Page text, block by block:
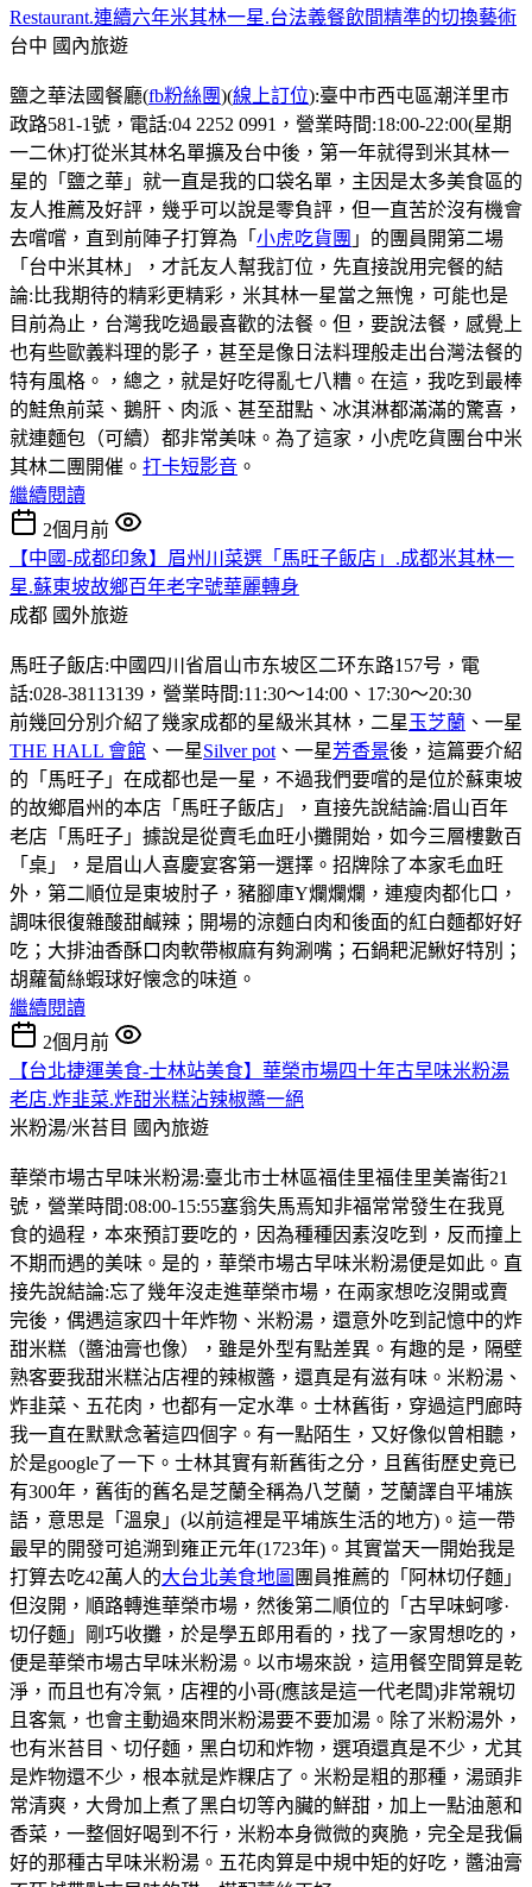
Restaurant.連續六年米其林一星.台法義餐飲間精準的切換藝術
台中 國內旅遊
鹽之華法國餐廳(fb粉絲團)(線上訂位):臺中市西屯區潮洋里市
政路581-1號，電話:04 2252 0991，營業時間:18:00-22:00(星期
一二休)打從米其林名單擴及台中後，第一年就得到米其林一
星的「鹽之華」就一直是我的口袋名單，主因是太多美食區的
友人推薦及好評，幾乎可以說是零負評，但一直苦於沒有機會
去嚐嚐，直到前陣子打算為「 小虎吃貨團 」的團員開第二場
「台中米其林」，才託友人幫我訂位，先直接說用完餐的結
論:比我期待的精彩更精彩，米其林一星當之無愧，可能也是
目前為止，台灣我吃過最喜歡的法餐。但，要說法餐，感覺上
也有些歐義料理的影子，甚至是像日法料理般走出台灣法餐的
特有風格。，總之，就是好吃得亂七八糟。在這，我吃到最棒
的鮭魚前菜、鵝肝、肉派、甚至甜點、冰淇淋都滿滿的驚喜，
就連麵包（可續）都非常美味。為了這家，小虎吃貨團台中米
其林二團開催。 打卡短影音 。
繼續閱讀
2個月前
【中國-成都印象】眉州川菜選「馬旺子飯店」.成都米其林一
星.蘇東坡故鄉百年老字號華麗轉身
成都 國外旅遊
馬旺子飯店:中國四川省眉山市东坡区二环东路157号，電
話:028-38113139，營業時間:11:30〜14:00、17:30〜20:30
前幾回分別介紹了幾家成都的星級米其林，二星 玉芝蘭 、一星
THE HALL 會館 、一星Silver pot 、一星芳香景後，這篇要介紹
的「馬旺子」在成都也是一星，不過我們要嚐的是位於蘇東坡
的故鄉眉州的本店「馬旺子飯店」，直接先說結論:眉山百年
老店「馬旺子」據說是從賣毛血旺小攤開始，如今三層樓數百
「桌」，是眉山人喜慶宴客第一選擇。招牌除了本家毛血旺
外，第二順位是東坡肘子，豬腳庫Y爛爛爛，連瘦肉都化口，
調味很復雜酸甜鹹辣；開場的涼麵白肉和後面的紅白麵都好好
吃；大排油香酥口肉軟帶椒麻有夠涮嘴；石鍋耙泥鰍好特別；
胡蘿蔔絲蝦球好懐念的味道。
繼續閱讀
2個月前
【台北捷運美食-士林站美食】華榮市場四十年古早味米粉湯
老店.炸韭菜.炸甜米糕沾辣椒醬一絕
米粉湯/米苔目 國內旅遊
華榮市場古早味米粉湯:臺北市士林區福佳里福佳里美崙街21
號，營業時間:08:00-15:55塞翁失馬焉知非福常常發生在我覓
食的過程，本來預訂要吃的，因為種種因素沒吃到，反而撞上
不期而遇的美味。是的，華榮市場古早味米粉湯便是如此。直
接先說結論:忘了幾年沒走進華榮市場，在兩家想吃沒開或賣
完後，偶遇這家四十年炸物、米粉湯，還意外吃到記憶中的炸
甜米糕（醬油膏也像），雖是外型有點差異。有趣的是，隔壁
熟客要我甜米糕沾店裡的辣椒醬，還真是有滋有味。米粉湯、
炸韭菜、五花肉，也都有一定水準。士林舊街，穿過這門廊時
我一直在默默念著這四個字。有一點陌生，又好像似曾相聽，
於是google了一下。士林其實有新舊街之分，且舊街歷史竟已
有300年，舊街的舊名是芝蘭全稱為八芝蘭，芝蘭譯自平埔族
語，意思是「溫泉」(以前這裡是平埔族生活的地方)。這一帶
最早的開發可追溯到雍正元年(1723年)。其實當天一開始我是
打算去吃42萬人的大台北美食地圖 團員推薦的「阿林切仔麵」
但沒開，順路轉進華榮市場，然後第二順位的「古早味蚵嗲·
切仔麵」剛巧收攤，於是學五郎用看的，找了一家胃想吃的，
便是華榮市場古早味米粉湯。以市場來說，這用餐空間算是乾
淨，而且也有冷氣，店裡的小哥(應該是這一代老闆)非常親切
且客氣，也會主動過來問米粉湯要不要加湯。除了米粉湯外，
也有米苔目、切仔麵，黑白切和炸物，選項還真是不少，尤其
是炸物還不少，根本就是炸粿店了。米粉是粗的那種，湯頭非
常清爽，大骨加上煮了黑白切等內臟的鮮甜，加上一點油蔥和
香菜，一整個好喝到不行，米粉本身微微的爽脆，完全是我偏
好的那種古早味米粉湯。五花肉算是中規中矩的好吃，醬油膏